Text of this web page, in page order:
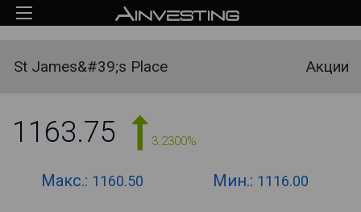
St James&#39;s Place Акции
1163.75 3.2300%
Макс.: 1160.50 Мин.: 1116.00